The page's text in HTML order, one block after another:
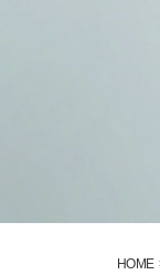
HOME